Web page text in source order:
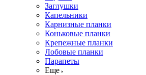
Заглушки
Капельники
Карнизные планки
Коньковые планки
Крепежные планки
Лобовые планки
Парапеты
Еще